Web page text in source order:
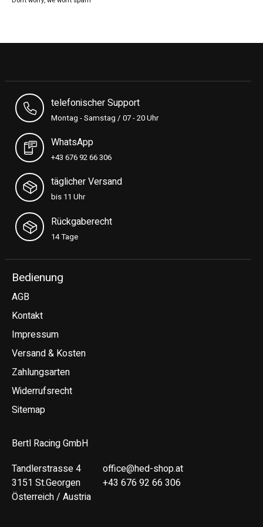
telefonischer Support
Montag - Samstag / 07 - 20 Uhr
WhatsApp
+43 676 92 66 306
täglicher Versand
bis 11 Uhr
Rückgaberecht
14 Tage
Bedienung
AGB
Kontakt
Impressum
Versand & Kosten
Zahlungsarten
Widerrufsrecht
Sitemap
Bertl Racing GmbH
Tandlerstrasse 4
3151 St.Georgen
Österreich / Austria
office@hed-shop.at
+43 676 92 66 306